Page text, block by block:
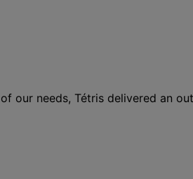
our needs, Tétris delivered an